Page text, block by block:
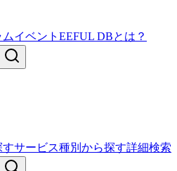
イベント EEFUL DBとは？
すサービス種別から探す詳細検索